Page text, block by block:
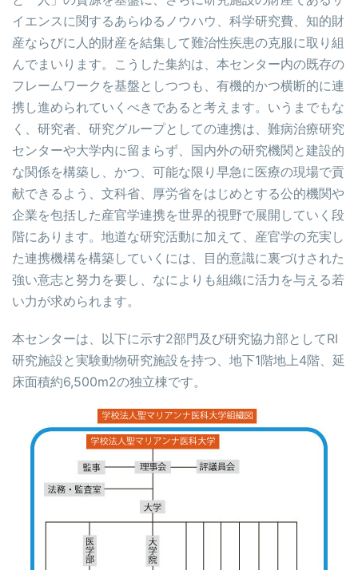
イエンスに関するあらゆるノウハウ、科学研究費、知的財
産ならびに人的財産を結集して難治性疾患の克服に取り組
んでまいります。こうした集約は、本センター内の既存の
フレームワークを基盤としつつも、有機的かつ横断的に連
携し進められていくべきであると考えます。いうまでもな
く、研究者、研究グループとしての連携は、難病治療研究
センターや大学内に留まらず、国内外の研究機関と建設的
な関係を構築し、かつ、可能な限り早急に医療の現場で貢
献できるよう、文科省、厚労省をはじめとする公的機関や
企業を包括した産官学連携を世界的視野で展開していく段
階にあります。地道な研究活動に加えて、産官学の充実し
た連携機構を構築していくには、目的意識に裏づけされた
強い意志と努力を要し、なによりも組織に活力を与える若
い力が求められます。
本センターは、以下に示す2部門及び研究協力部としてRI
研究施設と実験動物研究施設を持つ、地下1階地上4階、延
床面積約6,500m2の独立棟です。